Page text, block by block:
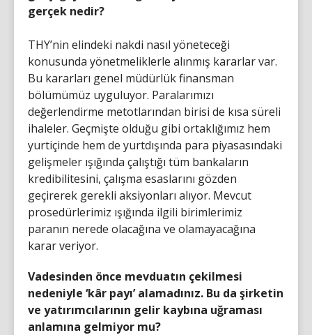
gerçek nedir?
THY’nin elindeki nakdi nasıl yöneteceği
konusunda yönetmeliklerle alınmış kararlar var.
Bu kararları genel müdürlük finansman
bölümümüz uyguluyor. Paralarımızı
değerlendirme metotlarından birisi de kısa süreli
ihaleler. Geçmişte olduğu gibi ortaklığımız hem
yurtiçinde hem de yurtdışında para piyasasındaki
gelişmeler ışığında çalıştığı tüm bankaların
kredibilitesini, çalışma esaslarını gözden
geçirerek gerekli aksiyonları alıyor. Mevcut
prosedürlerimiz ışığında ilgili birimlerimiz
paranın nerede olacağına ve olamayacağına
karar veriyor.
Vadesinden önce mevduatın çekilmesi
nedeniyle ‘kâr payı’ alamadınız. Bu da şirketin
ve yatırımcılarının gelir kaybına uğraması
anlamına gelmiyor mu?